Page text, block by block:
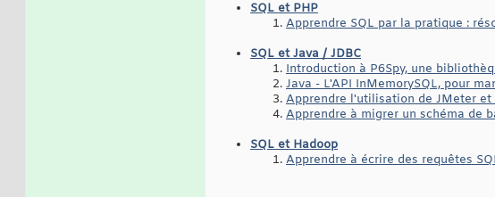
SQL et PHP
Apprendre SQL par la pratique :
SQL et Java / JDBC
Introduction à P6Spy, une
Java - L'API InMemorySQL, pour
Apprendre l'utilisation de JMeter et
Apprendre à migrer un schéma de
SQL et Hadoop
Apprendre à écrire des requêtes